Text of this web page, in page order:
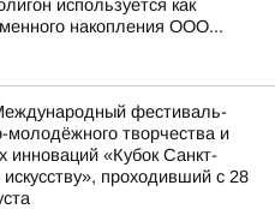
используется как
накопления ООО...
фестиваль-
молодёжного творчества и
инноваций «Кубок Санкт-
искусству», проходивший с 28